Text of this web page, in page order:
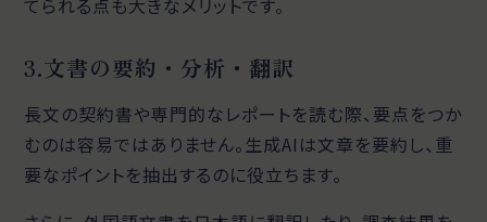
てられる点も大きなメリットです。
3.文書の要約・分析・翻訳
長文の契約書や専門的なレポートを読む際、要点をつか
むのは容易ではありません。生成AIは文章を要約し、重
要なポイントを抽出するのに役立ちます。